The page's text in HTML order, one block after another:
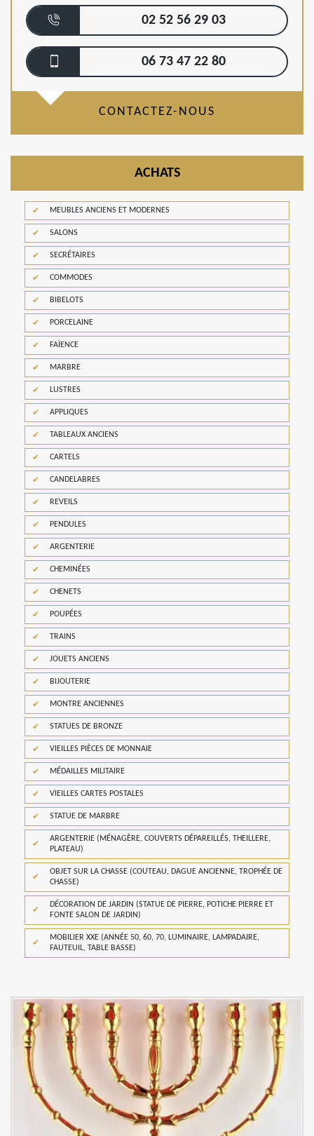
02 52 56 29 03
06 73 47 22 80
CONTACTEZ-NOUS
ACHATS
MEUBLES ANCIENS ET MODERNES
SALONS
SECRÉTAIRES
COMMODES
BIBELOTS
PORCELAINE
FAÏENCE
MARBRE
LUSTRES
APPLIQUES
TABLEAUX ANCIENS
CARTELS
CANDELABRES
REVEILS
PENDULES
ARGENTERIE
CHEMINÉES
CHENETS
POUPÉES
TRAINS
JOUETS ANCIENS
BIJOUTERIE
MONTRE ANCIENNES
STATUES DE BRONZE
VIEILLES PIÈCES DE MONNAIE
MÉDAILLES MILITAIRE
VIEILLES CARTES POSTALES
STATUE DE MARBRE
ARGENTERIE (MÉNAGÈRE, COUVERTS DÉPAREILLÉS, THEILLERE,
PLATEAU)
OBJET SUR LA CHASSE (COUTEAU, DAGUE ANCIENNE, TROPHÉE DE
CHASSE)
DÉCORATION DE JARDIN (STATUE DE PIERRE, POTICHE PIERRE ET
FONTE SALON DE JARDIN)
MOBILIER XXE (ANNÉE 50, 60, 70, LUMINAIRE, LAMPADAIRE,
FAUTEUIL, TABLE BASSE)